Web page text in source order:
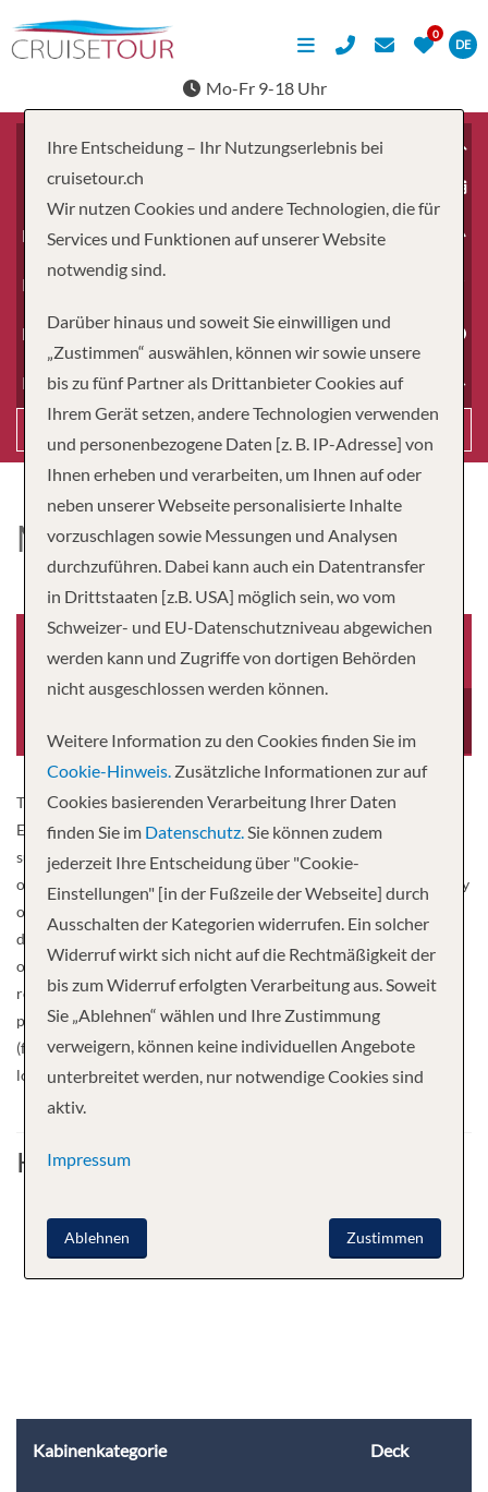
DE
Mo-Fr 9-18 Uhr
Erwachsene
Kinder
Dauer
Reiseart
MS LAVRINENKOV
Baujahr
Besatzung
The upper middle class ship was completely renovated in 2015/16.
Especially the spacious cabin layout and many junior suites or
suites with balconies invite you to travel and linger. From the
outdoor areas you can relax and enjoy the sights and natural beauty
of the Russian river landscapes. The very friendly service crew will
do their best to ensure that you feel at home. MS Lavrinkenkov
offers 5 decks, a panorama restaurant (one table time), foyer with
reception, music lounge, viewing salon, bars, internet in the
panorama bar. Furthermore, on-board shop, hairdresser, massage
(for a fee), laundry service, sun deck with tables, chairs and
loungers, ship’s doctor / ambulance. Welcome to MS Lavrinenkov!
Kabine
Kabinenkategorie Deck
Ihre Entscheidung – Ihr Nutzungserlebnis bei
cruisetour.ch
Wir nutzen Cookies und andere Technologien, die für
Services und Funktionen auf unserer Website
notwendig sind.
Darüber hinaus und soweit Sie einwilligen und
„Zustimmen“ auswählen, können wir sowie unsere
bis zu fünf Partner als Drittanbieter Cookies auf
Ihrem Gerät setzen, andere Technologien verwenden
und personenbezogene Daten [z. B. IP-Adresse] von
Ihnen erheben und verarbeiten, um Ihnen auf oder
neben unserer Webseite personalisierte Inhalte
vorzuschlagen sowie Messungen und Analysen
durchzuführen. Dabei kann auch ein Datentransfer
in Drittstaaten [z.B. USA] möglich sein, wo vom
Schweizer- und EU-Datenschutzniveau abgewichen
werden kann und Zugriffe von dortigen Behörden
nicht ausgeschlossen werden können.
Weitere Information zu den Cookies finden Sie im
Cookie-Hinweis. Zusätzliche Informationen zur auf
Cookies basierenden Verarbeitung Ihrer Daten
finden Sie im Datenschutz.Sie können zudem
jederzeit Ihre Entscheidung über "Cookie-
Einstellungen" [in der Fußzeile der Webseite] durch
Ausschalten der Kategorien widerrufen. Ein solcher
Widerruf wirkt sich nicht auf die Rechtmäßigkeit der
bis zum Widerruf erfolgten Verarbeitung aus. Soweit
Sie „Ablehnen“ wählen und Ihre Zustimmung
verweigern, können keine individuellen Angebote
unterbreitet werden, nur notwendige Cookies sind
aktiv.
Impressum
Zustimmen
Ablehnen